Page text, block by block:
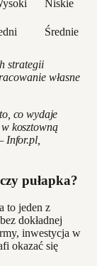
Niskie
Średnie
strategii
własne
co wydaje
kosztowną
Infor.pl,
pułapka?
to jeden z
dokładnej
inwestycja w
okazać się